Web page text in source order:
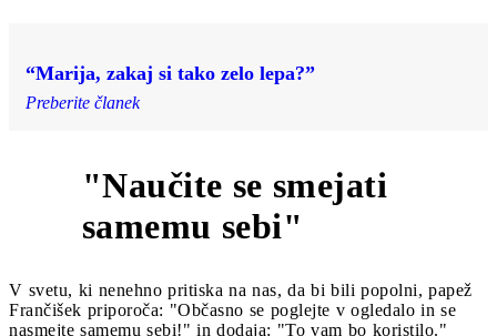
“Marija, zakaj si tako zelo lepa?”
Preberite članek
"Naučite se smejati
samemu sebi"
V svetu, ki nenehno pritiska na nas, da bi bili popolni, papež
Frančišek priporoča: "Občasno se poglejte v ogledalo in se
nasmejte samemu sebi!" in dodaja: "To vam bo koristilo."